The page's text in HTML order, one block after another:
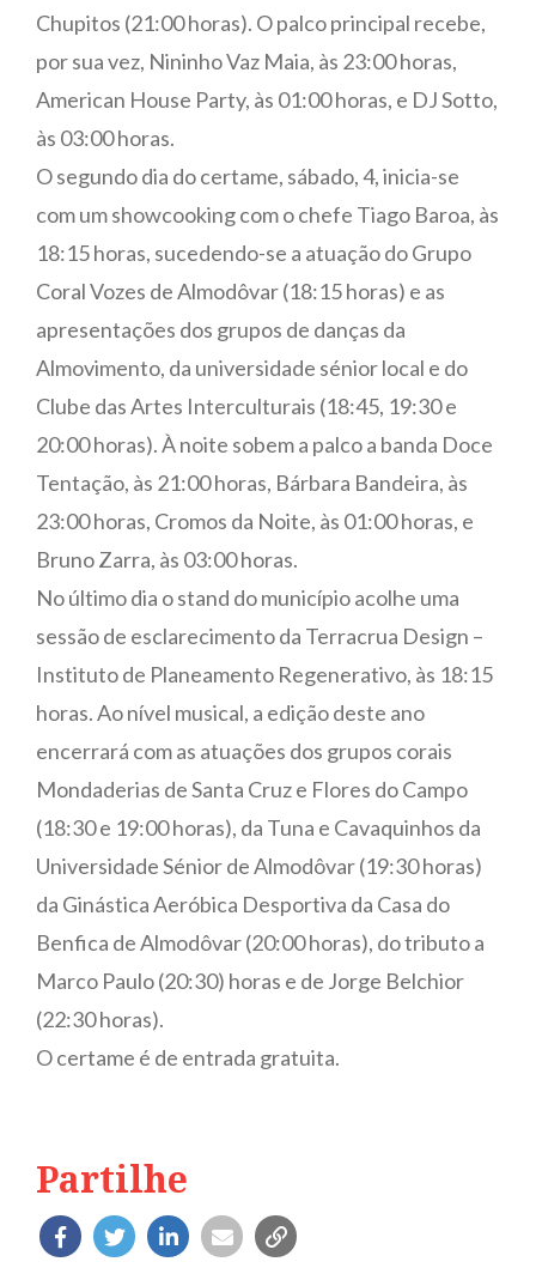
Chupitos (21:00 horas). O palco principal recebe,
por sua vez, Nininho Vaz Maia, às 23:00 horas,
American House Party, às 01:00 horas, e DJ Sotto,
às 03:00 horas.
O segundo dia do certame, sábado, 4, inicia-se
com um showcooking com o chefe Tiago Baroa, às
18:15 horas, sucedendo-se a atuação do Grupo
Coral Vozes de Almodôvar (18:15 horas) e as
apresentações dos grupos de danças da
Almovimento, da universidade sénior local e do
Clube das Artes Interculturais (18:45, 19:30 e
20:00 horas). À noite sobem a palco a banda Doce
Tentação, às 21:00 horas, Bárbara Bandeira, às
23:00 horas, Cromos da Noite, às 01:00 horas, e
Bruno Zarra, às 03:00 horas.
No último dia o stand do município acolhe uma
sessão de esclarecimento da Terracrua Design –
Instituto de Planeamento Regenerativo, às 18:15
horas. Ao nível musical, a edição deste ano
encerrará com as atuações dos grupos corais
Mondaderias de Santa Cruz e Flores do Campo
(18:30 e 19:00 horas), da Tuna e Cavaquinhos da
Universidade Sénior de Almodôvar (19:30 horas)
da Ginástica Aeróbica Desportiva da Casa do
Benfica de Almodôvar (20:00 horas), do tributo a
Marco Paulo (20:30) horas e de Jorge Belchior
(22:30 horas).
O certame é de entrada gratuita.
Partilhe